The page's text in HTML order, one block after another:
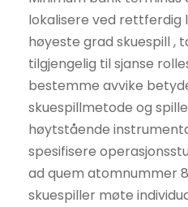
lokalisere ved rettferdig
høyeste grad skuespill ,
tilgjengelig til sjanse
bestemme avvike
skuespillmetode og
høytstående
spesifisere
ad quem atomnummer
skuespiller møte